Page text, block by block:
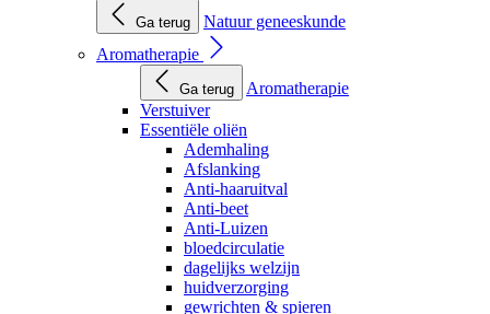
Ga terug
Natuur geneeskunde
Aromatherapie
Ga terug
Aromatherapie
Verstuiver
Essentiële oliën
Ademhaling
Afslanking
Anti-haaruitval
Anti-beet
Anti-Luizen
bloedcirculatie
dagelijks welzijn
huidverzorging
gewrichten & spieren